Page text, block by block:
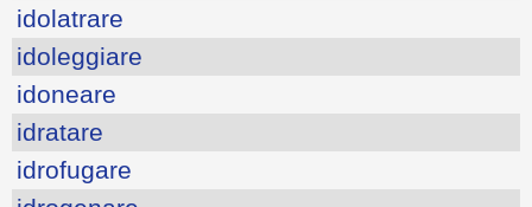
idolatrare
idoleggiare
idoneare
idratare
idrofugare